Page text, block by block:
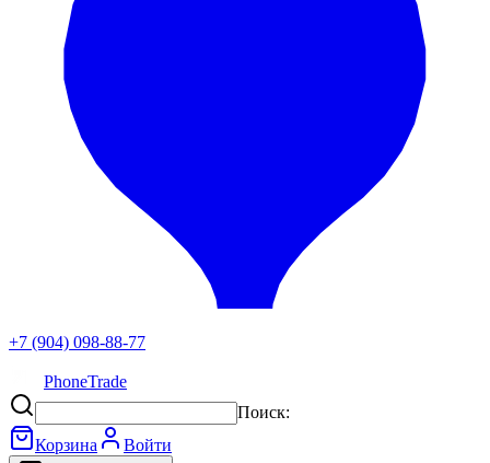
+7 (904) 098-88-77
PhoneTrade
Поиск:
Корзина
Войти